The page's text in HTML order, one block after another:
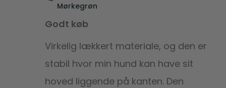
Mørkegrøn
Godt køb
Virkelig lækkert materiale, og den er
stabil hvor min hund kan have sit
hoved liggende på kanten. Den